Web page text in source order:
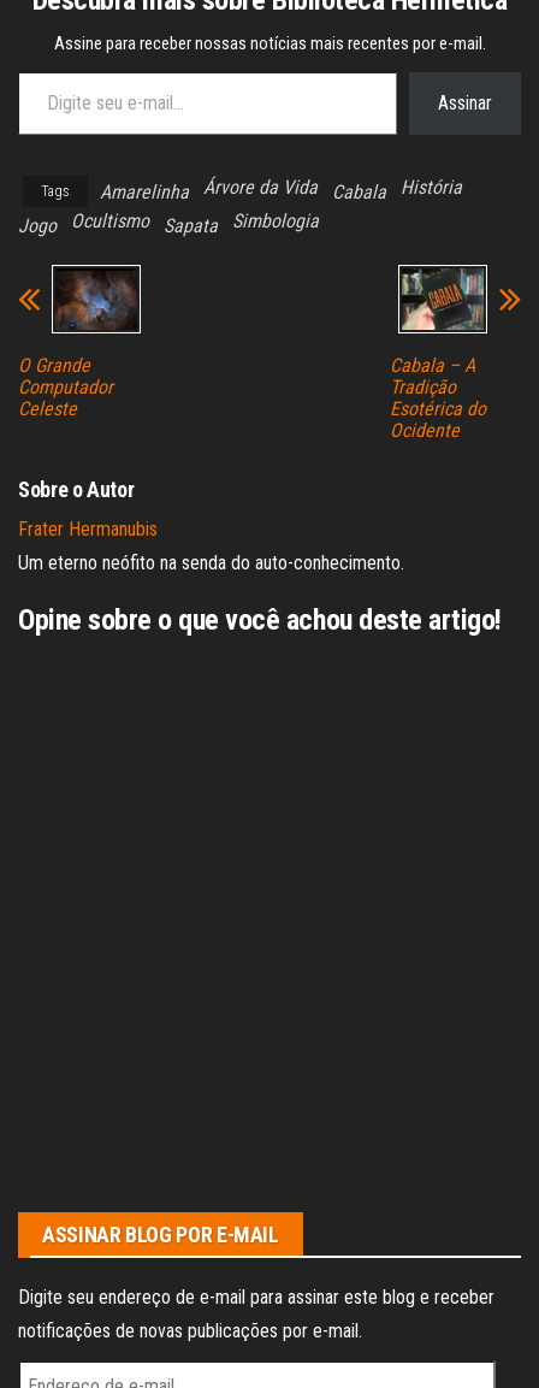
Assine para receber nossas notícias mais recentes por e-mail.
Digite seu e-mail…
Assinar
Tags Amarelinha Árvore da Vida Cabala
História
Jogo
Ocultismo Sapata Simbologia
O Grande
Computador
Celeste
Cabala – A
Tradição
Esotérica do
Ocidente
Sobre o Autor
Frater Hermanubis
Um eterno neófito na senda do auto-conhecimento.
Opine sobre o que você achou deste artigo!
ASSINAR BLOG POR E-MAIL
Digite seu endereço de e-mail para assinar este blog e receber
notificações de novas publicações por e-mail.
Endereço